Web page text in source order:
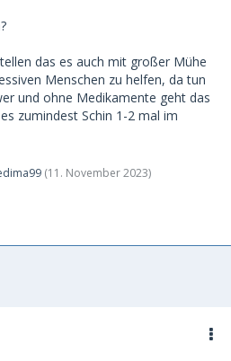
das es auch mit großer Mühe
Menschen zu helfen, da tun
und ohne Medikamente geht das
zumindest Schin 1-2 mal im
(11. November 2023)